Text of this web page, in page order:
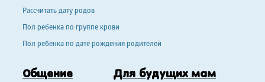
Рассчитать дату родов
Пол ребенка по группе крови
Пол ребенка по дате рождения родителей
Общение Для будущих мам